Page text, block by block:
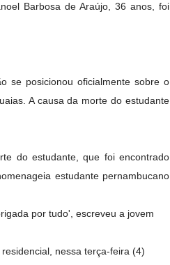
Barbosa de Araújo, 36 anos, foi
se posicionou oficialmente sobre o
A causa da morte do estudante
do estudante, que foi encontrado
estudante pernambucano
por tudo', escreveu a jovem
nessa terça-feira (4)